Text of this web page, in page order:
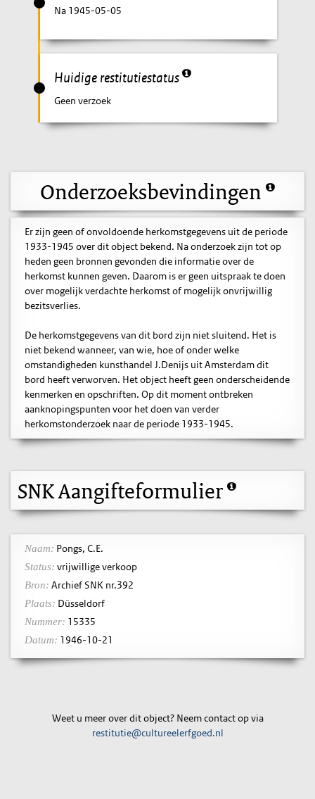
Na 1945-05-05
Huidige restitutiestatus
Geen verzoek
Onderzoeksbevindingen
Er zijn geen of onvoldoende herkomstgegevens uit de periode
1933-1945 over dit object bekend. Na onderzoek zijn tot op
heden geen bronnen gevonden die informatie over de
herkomst kunnen geven. Daarom is er geen uitspraak te doen
over mogelijk verdachte herkomst of mogelijk onvrijwillig
bezitsverlies.
De herkomstgegevens van dit bord zijn niet sluitend. Het is
niet bekend wanneer, van wie, hoe of onder welke
omstandigheden kunsthandel J.Denijs uit Amsterdam dit
bord heeft verworven. Het object heeft geen onderscheidende
kenmerken en opschriften. Op dit moment ontbreken
aanknopingspunten voor het doen van verder
herkomstonderzoek naar de periode 1933-1945.
SNK Aangifteformulier
Naam: Pongs, C.E.
Status: vrijwillige verkoop
Bron: Archief SNK nr.392
Plaats: Düsseldorf
Nummer: 15335
Datum: 1946-10-21
Weet u meer over dit object? Neem contact op via
restitutie@cultureelerfgoed.nl